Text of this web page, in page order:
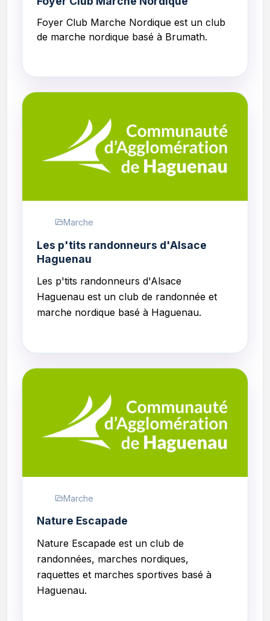
Foyer Club Marche Nordique est un club
de marche nordique basé à Brumath.
Marche
Les p'tits randonneurs d'Alsace
Haguenau
Les p'tits randonneurs d'Alsace
Haguenau est un club de randonnée et
marche nordique basé à Haguenau.
Marche
Nature Escapade
Nature Escapade est un club de
randonnées, marches nordiques,
raquettes et marches sportives basé à
Haguenau.